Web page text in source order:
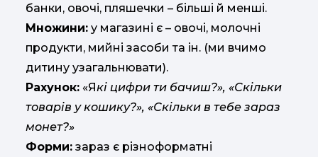
банки, овочі, пляшечки – більші й менші.
Множини: у магазині є – овочі, молочні
продукти, мийні засоби та ін. (ми вчимо
дитину узагальнювати).
Рахунок: «Які цифри ти бачиш?», «Скільки
товарів у кошику?», «Скільки в тебе зараз
монет?»
Форми: зараз є різноформатні